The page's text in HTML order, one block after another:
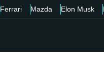
Ferrari Mazda Elon Musk